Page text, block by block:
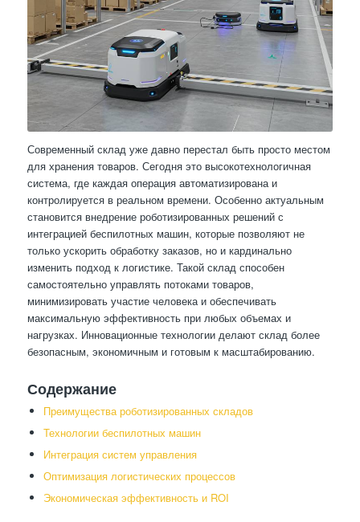
Современный склад уже давно перестал быть просто местом
для хранения товаров. Сегодня это высокотехнологичная
система, где каждая операция автоматизирована и
контролируется в реальном времени. Особенно актуальным
становится внедрение роботизированных решений с
интеграцией беспилотных машин, которые позволяют не
только ускорить обработку заказов, но и кардинально
изменить подход к логистике. Такой склад способен
самостоятельно управлять потоками товаров,
минимизировать участие человека и обеспечивать
максимальную эффективность при любых объемах и
нагрузках. Инновационные технологии делают склад более
безопасным, экономичным и готовым к масштабированию.
Содержание
Преимущества роботизированных складов
Технологии беспилотных машин
Интеграция систем управления
Оптимизация логистических процессов
Экономическая эффективность и ROI